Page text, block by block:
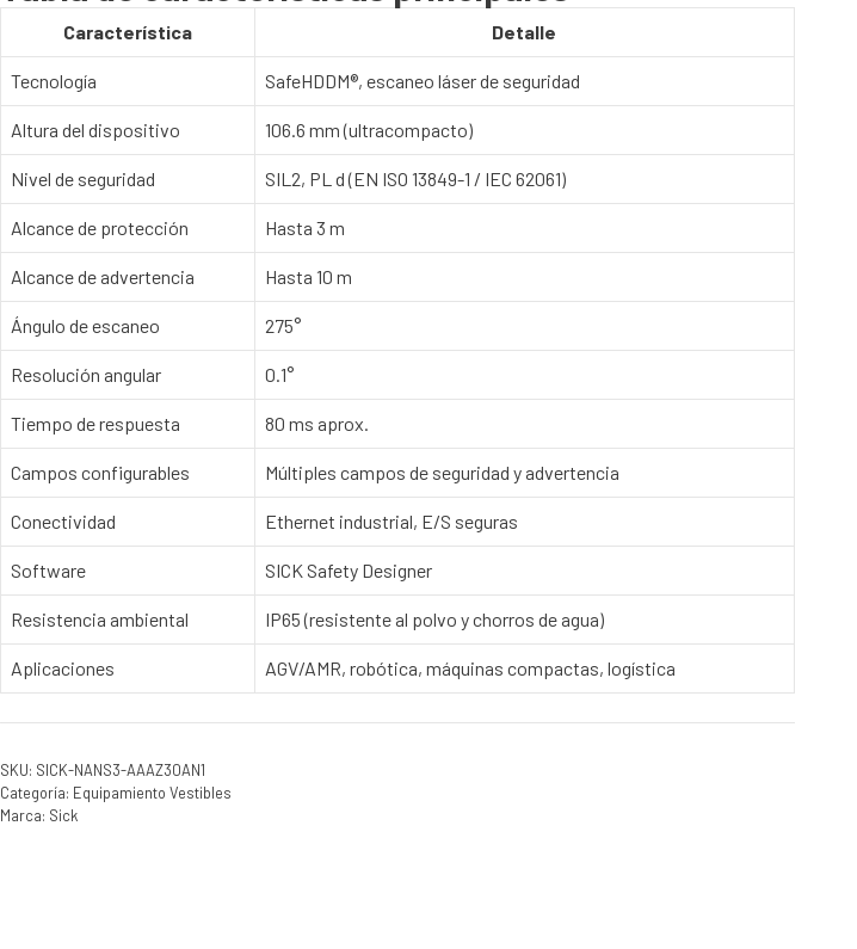
Característica Detalle
Tecnología SafeHDDM®, escaneo láser de seguridad
Altura del dispositivo 106.6 mm (ultracompacto)
Nivel de seguridad SIL2, PL d (EN ISO 13849-1 / IEC 62061)
Alcance de protección Hasta 3 m
Alcance de advertencia Hasta 10 m
Ángulo de escaneo 275°
Resolución angular 0.1°
Tiempo de respuesta 80 ms aprox.
Campos configurables Múltiples campos de seguridad y advertencia
Conectividad Ethernet industrial, E/S seguras
Software SICK Safety Designer
Resistencia ambiental IP65 (resistente al polvo y chorros de agua)
Aplicaciones AGV/AMR, robótica, máquinas compactas, logística
SKU: SICK-NANS3-AAAZ30AN1
Categoría: Equipamiento Vestibles
Marca: Sick